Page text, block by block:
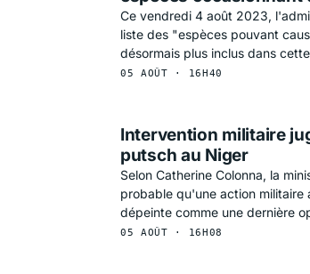
Ce vendredi 4 août 2023,
liste des "espèces pouvant
désormais plus inclus dans
05 AOÛT · 16H40
Intervention militaire
putsch au Niger
Selon Catherine Colonna, la
probable qu'une action
dépeinte comme une dernière
05 AOÛT · 16H08